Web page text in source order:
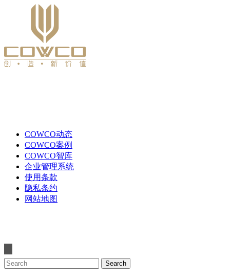
COWCO动态
COWCO案例
COWCO智库
企业管理系统
使用条款
隐私条约
网站地图